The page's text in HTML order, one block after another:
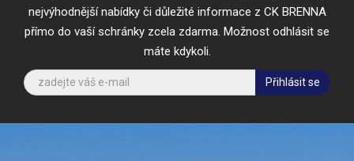
nejvýhodnější nabídky či důležité informace z CK BRENNA
přímo do vaší schránky zcela zdarma. Možnost odhlásit se
máte kdykoli.
Přihlásit se